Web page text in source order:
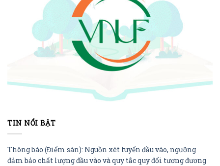
TIN NỔI BẬT
Thông báo (Điểm sàn): Nguồn xét tuyển đầu vào, ngưỡng
đảm bảo chất lượng đầu vào và quy tắc quy đổi tương đương